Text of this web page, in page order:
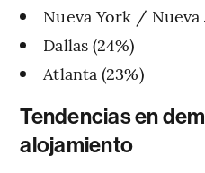
Nueva York / Nueva
Dallas (24%)
Atlanta (23%)
Tendencias en
alojamiento